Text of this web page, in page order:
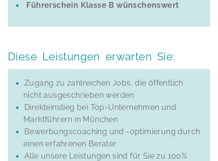
Führerschein Klasse B wünschenswert
Diese Leistungen erwarten Sie:
Zugang zu zahlreichen Jobs, die öffentlich
nicht ausgeschrieben werden
Direkteinstieg bei Top-Unternehmen und
Marktführern in München
Bewerbungscoaching und -optimierung durch
einen erfahrenen Berater
Alle unsere Leistungen sind für Sie zu 100%